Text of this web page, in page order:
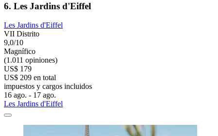
6. Les Jardins d'Eiffel
Les Jardins d'Eiffel
VII Distrito
9,0/10
Magnífico
(1.011 opiniones)
US$ 179
US$ 209 en total
impuestos y cargos incluidos
16 ago. - 17 ago.
Les Jardins d'Eiffel